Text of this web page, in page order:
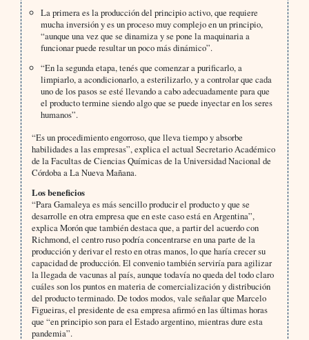
La primera es la producción del principio activo, que requiere
mucha inversión y es un proceso muy complejo en un principio,
“aunque una vez que se dinamiza y se pone la maquinaria a
funcionar puede resultar un poco más dinámico”.
“En la segunda etapa, tenés que comenzar a purificarlo, a
limpiarlo, a acondicionarlo, a esterilizarlo, y a controlar que cada
uno de los pasos se esté llevando a cabo adecuadamente para que
el producto termine siendo algo que se puede inyectar en los seres
humanos”.
“Es un procedimiento engorroso, que lleva tiempo y absorbe
habilidades a las empresas”, explica el actual Secretario Académico
de la Facultas de Ciencias Químicas de la Universidad Nacional de
Córdoba a La Nueva Mañana.
Los beneficios
“Para Gamaleya es más sencillo producir el producto y que se
desarrolle en otra empresa que en este caso está en Argentina”,
explica Morón que también destaca que, a partir del acuerdo con
Richmond, el centro ruso podría concentrarse en una parte de la
producción y derivar el resto en otras manos, lo que haría crecer su
capacidad de producción. El convenio también serviría para agilizar
la llegada de vacunas al país, aunque todavía no queda del todo claro
cuáles son los puntos en materia de comercialización y distribución
del producto terminado. De todos modos, vale señalar que Marcelo
Figueiras, el presidente de esa empresa afirmó en las últimas horas
que “en principio son para el Estado argentino, mientras dure esta
pandemia”.